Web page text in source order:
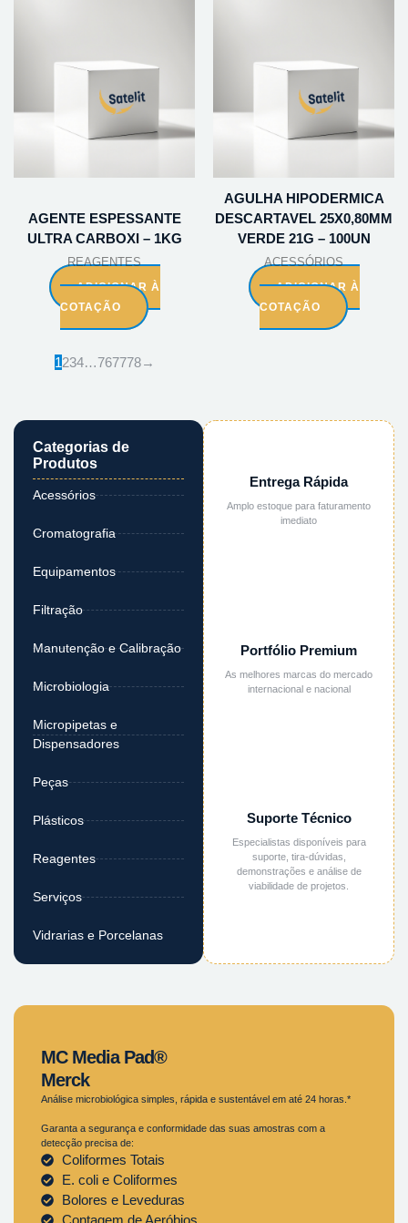
Categorias de
Produtos
Acessórios
Cromatografia
Equipamentos
Filtração
Manutenção e Calibração
Microbiologia
Micropipetas e
Dispensadores
Peças
Plásticos
Reagentes
Serviços
Vidrarias e Porcelanas
Entrega Rápida
Amplo estoque para faturamento
imediato
Portfólio Premium
As melhores marcas do mercado
internacional e nacional
Suporte Técnico
Especialistas disponíveis para
suporte, tira-dúvidas,
demonstrações e análise de
viabilidade de projetos.
AGENTE ESPESSANTE
ULTRA CARBOXI – 1KG
REAGENTES
ADICIONAR À
COTAÇÃO
AGULHA HIPODERMICA
DESCARTAVEL 25X0,80MM
VERDE 21G – 100UN
ACESSÓRIOS
ADICIONAR À
COTAÇÃO
1234…767778→
MC Media Pad®
Merck
Análise microbiológica simples, rápida e sustentável em até 24 horas.*
Garanta a segurança e conformidade das suas amostras com a
detecção precisa de:
Coliformes Totais
E. coli e Coliformes
Bolores e Leveduras